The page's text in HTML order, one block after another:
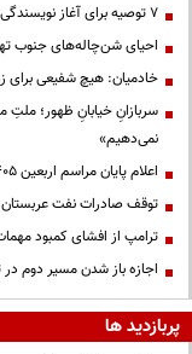
۷ توصیه برای آغاز نویسندگی
احیای شن‌چاله‌های جنوب تهران
خادمیان: هیچ شفیعی برای
سربازانِ خیابانِ ظهور؛ ملتِ
نمی‌دهیم»
اعلام پایان مراسم اربعین ۱۴۰۵
توقف صادرات نفت عربستان
ترامپ از افشای کمبود
اجازه باز شدن مسیر دوم در
پربازدید ها